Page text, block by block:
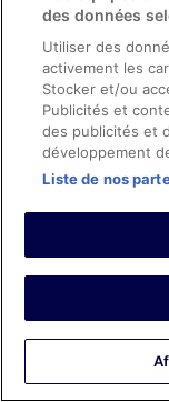
Séjour de 1 nuit en
0
Avis vérifié
6/10
Laura
Traduire avec
large room in a
but the property
Séjour de 1 nuit en
0
des données
Utiliser des
activement les
Stocker et/ou
Publicités et
des publicités et
développement
Liste de nos